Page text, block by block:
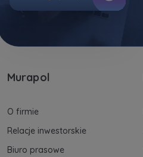
Murapol
O firmie
Relacje inwestorskie
Biuro prasowe